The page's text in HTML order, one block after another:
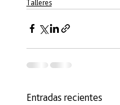
Talleres
Entradas recientes